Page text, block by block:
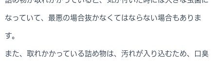
なっていて、最悪の場合抜かなくてはならない場合もありま
す。
また、取れかかっている詰め物は、汚れが入り込むため、口臭